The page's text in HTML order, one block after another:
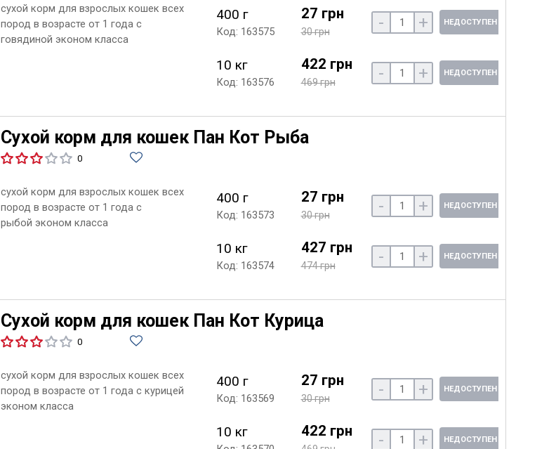
сухой корм для взрослых кошек всех
пород в возрасте от 1 года с
говядиной эконом класса
400 г
Код: 163575
27 грн
30 грн - + НЕДОСТУПЕН
10 кг
Код: 163576
422 грн
469 грн - + НЕДОСТУПЕН
Сухой корм для кошек Пан Кот Рыба
0
сухой корм для взрослых кошек всех
пород в возрасте от 1 года с
рыбой эконом класса
400 г
Код: 163573
27 грн
30 грн - + НЕДОСТУПЕН
10 кг
Код: 163574
427 грн
474 грн - + НЕДОСТУПЕН
Сухой корм для кошек Пан Кот Курица
0
сухой корм для взрослых кошек всех
пород в возрасте от 1 года с курицей
эконом класса
400 г
Код: 163569
27 грн
30 грн - + НЕДОСТУПЕН
10 кг 422 грн - + НЕДОСТУПЕН